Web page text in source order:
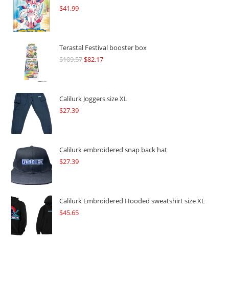
$41.99
Terastal Festival booster box
$109.57Original
$109.57.
$82.17Current
$82.17.
Calilurk Joggers size XL
$27.39
Calilurk embroidered snap back hat
$27.39
Calilurk Embroidered Hooded sweatshirt size XL
$45.65